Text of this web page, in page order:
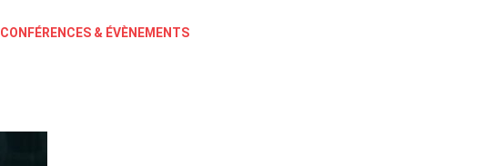
CONFÉRENCES & ÉVÈNEMENTS